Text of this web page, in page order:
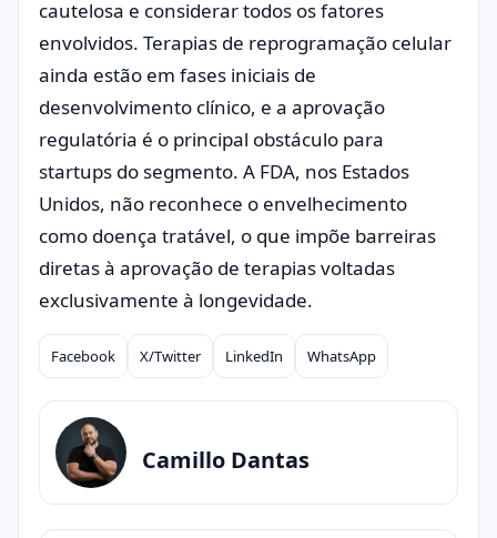
cautelosa e considerar todos os fatores
envolvidos. Terapias de reprogramação celular
ainda estão em fases iniciais de
desenvolvimento clínico, e a aprovação
regulatória é o principal obstáculo para
startups do segmento. A FDA, nos Estados
Unidos, não reconhece o envelhecimento
como doença tratável, o que impõe barreiras
diretas à aprovação de terapias voltadas
exclusivamente à longevidade.
Compartilhar
Facebook X/Twitter LinkedIn WhatsApp
Camillo Dantas